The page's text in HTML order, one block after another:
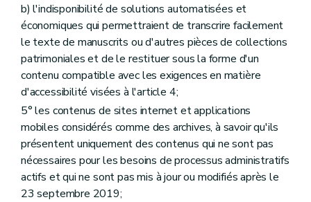
b) l'indisponibilité de solutions automatisées et
économiques qui permettraient de transcrire facilement
le texte de manuscrits ou d'autres pièces de collections
patrimoniales et de le restituer sous la forme d'un
contenu compatible avec les exigences en matière
d'accessibilité visées à l'article 4;
5° les contenus de sites internet et applications
mobiles considérés comme des archives, à savoir qu'ils
présentent uniquement des contenus qui ne sont pas
nécessaires pour les besoins de processus administratifs
actifs et qui ne sont pas mis à jour ou modifiés après le
23 septembre 2019;